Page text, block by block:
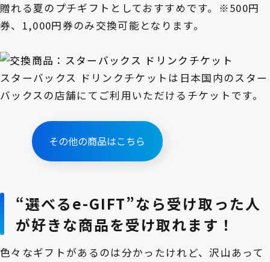
贈れる夏のプチギフトとしておすすめです。※500円
券、1,000円券のみ交換可能となります。
スターバックス ドリンクチケットは日本国内のスター
バックスの店舗にてご利用いただけるチケットです。
その他の商品はこちら
“選べるe-GIFT”なら受け取った人
が好きな商品を受け取れます！
色々なギフトがあるのは分かったけれど、沢山あって